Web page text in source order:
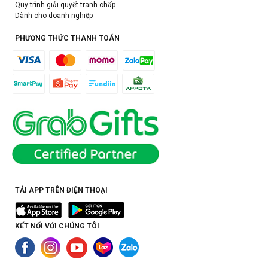
Quy trình giải quyết tranh chấp
Dành cho doanh nghiệp
PHƯƠNG THỨC THANH TOÁN
TẢI APP TRÊN ĐIỆN THOẠI
KẾT NỐI VỚI CHÚNG TÔI